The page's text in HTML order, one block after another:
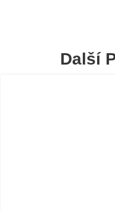
Další